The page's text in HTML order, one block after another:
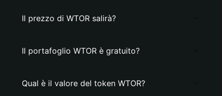
Il prezzo di WTOR salirà?
Il portafoglio WTOR è gratuito?
Qual è il valore del token WTOR?